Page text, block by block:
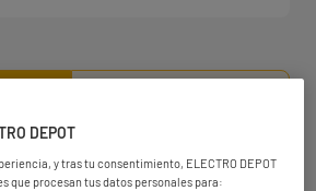
DEPOT LEGANÉS
DEPOT
y tras tu consentimiento, ELECTRO DEPOT
que procesan tus datos personales para: